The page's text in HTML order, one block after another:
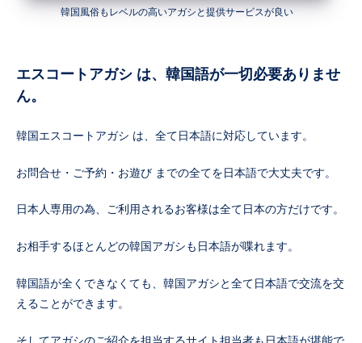
韓国風俗もレベルの高いアガシと提供サービスが良い
エスコートアガシ は、韓国語が一切必要ありませ
ん。
韓国エスコートアガシ は、全て日本語に対応しています。
お問合せ・ご予約・お遊び までの全てを日本語で大丈夫です。
日本人専用の為、ご利用されるお客様は全て日本の方だけです。
お相手するほとんどの韓国アガシも日本語が喋れます。
韓国語が全くできなくても、韓国アガシと全て日本語で交流を交
えることができます。